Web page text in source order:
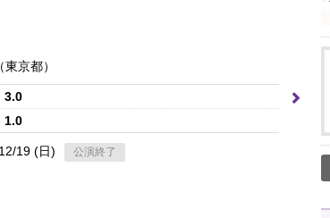
（東京都）
3.0
1.0
19 (日) 公演終了